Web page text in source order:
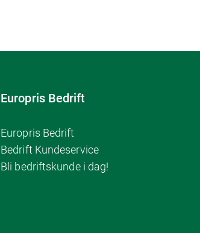
Europris Bedrift
Europris Bedrift
Bedrift Kundeservice
Bli bedriftskunde i dag!